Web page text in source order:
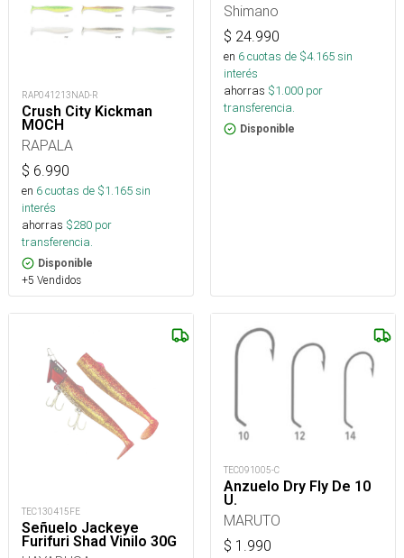
RAP041213NAD-R
Crush City Kickman
MOCH
RAPALA
$ 6.990
en 6cuotas de $1.165sin
interés
ahorras $280 por
transferencia.
Disponible
+5 Vendidos
Shimano
$ 24.990
en 6cuotas de $4.165sin
interés
ahorras $1.000 por
transferencia.
Disponible
TEC130415FE
Señuelo Jackeye
Furifuri Shad Vinilo 30G
TEC091005-C
Anzuelo Dry Fly De 10
U.
MARUTO
$ 1.990